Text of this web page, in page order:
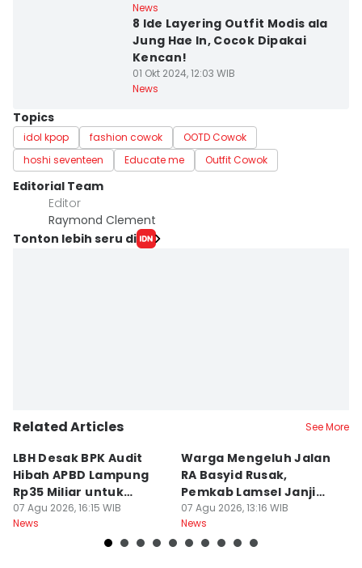
News
8 Ide Layering Outfit Modis ala
Jung Hae In, Cocok Dipakai
Kencan!
01 Okt 2024, 12:03 WIB
News
Topics
idol kpop fashion cowok
OOTD Cowok
hoshi seventeen
Educate me Outfit Cowok
Editorial Team
Editor
Raymond Clement
Tonton lebih seru di
Related Articles See More
LBH Desak BPK Audit
Hibah APBD Lampung
Rp35 Miliar untuk
Kejaksaan
07 Agu 2026, 16:15 WIB
News
Warga Mengeluh Jalan
RA Basyid Rusak,
Pemkab Lamsel Janji
Segera Perbaiki
07 Agu 2026, 13:16 WIB
News